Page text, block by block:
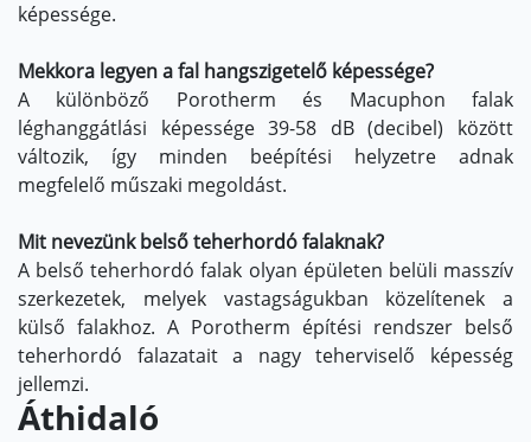
képessége.
Mekkora legyen a fal hangszigetelő képessége?
A különböző Porotherm és Macuphon falak
léghanggátlási képessége 39-58 dB (decibel) között
változik, így minden beépítési helyzetre adnak
megfelelő műszaki megoldást.
Mit nevezünk belső teherhordó falaknak?
A belső teherhordó falak olyan épületen belüli masszív
szerkezetek, melyek vastagságukban közelítenek a
külső falakhoz. A Porotherm építési rendszer belső
teherhordó falazatait a nagy teherviselő képesség
jellemzi.
Áthidaló